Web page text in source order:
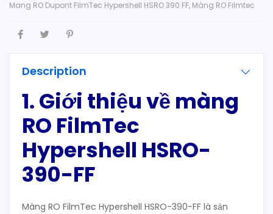
Mang RO Dupont FilmTec Hypershell HSRO 390 FF, Màng RO Filmtec
Description
1. Giới thiệu về màng
RO FilmTec
Hypershell HSRO-
390-FF
Màng RO FilmTec Hypershell HSRO-390-FF là sản